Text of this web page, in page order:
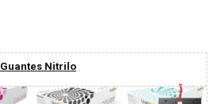
Guantes Nitrilo